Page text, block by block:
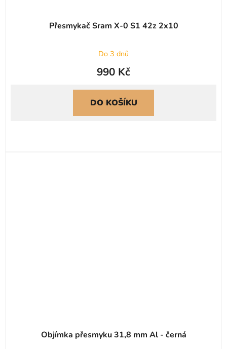
Přesmykač Sram X-0 S1 42z 2x10
Do 3 dnů
990 Kč
DO KOŠÍKU
Objímka přesmyku 31,8 mm Al - černá